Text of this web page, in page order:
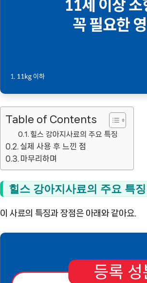
Table of Contents
힐스 강아지사료의 주요 특징
실제 사용 후 느낀 점
마무리하며
힐스 강아지사료의 주요 특징
이 사료의 특징과 장점은 아래와 같아요.